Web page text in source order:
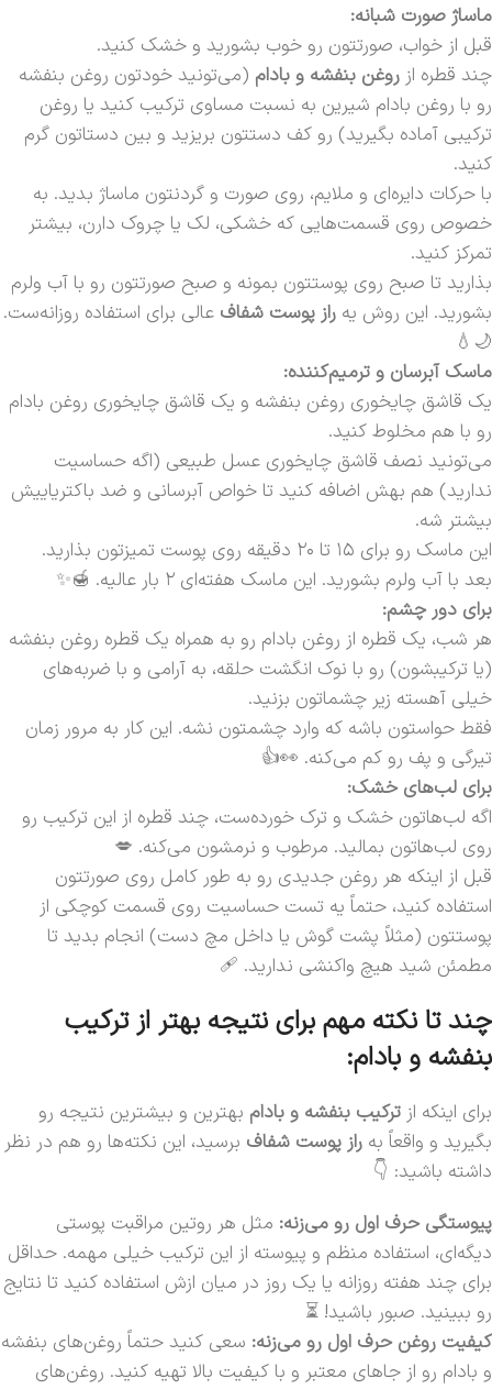
ماساژ صورت شبانه:
قبل از خواب، صورتتون رو خوب بشورید و خشک کنید.
چند قطره از روغن بنفشه و بادام (می‌تونید خودتون روغن بنفشه
رو با روغن بادام شیرین به نسبت مساوی ترکیب کنید یا روغن
ترکیبی آماده بگیرید) رو کف دستتون بریزید و بین دستاتون گرم
کنید.
با حرکات دایره‌ای و ملایم، روی صورت و گردنتون ماساژ بدید. به
خصوص روی قسمت‌هایی که خشکی، لک یا چروک دارن، بیشتر
تمرکز کنید.
بذارید تا صبح روی پوستتون بمونه و صبح صورتتون رو با آب ولرم
بشورید. این روش یه راز پوست شفاف عالی برای استفاده روزانه‌ست.
🌙💧
ماسک آبرسان و ترمیم‌کننده:
یک قاشق چایخوری روغن بنفشه و یک قاشق چایخوری روغن بادام
رو با هم مخلوط کنید.
می‌تونید نصف قاشق چایخوری عسل طبیعی (اگه حساسیت
ندارید) هم بهش اضافه کنید تا خواص آبرسانی و ضد باکتریاییش
بیشتر شه.
این ماسک رو برای ۱۵ تا ۲۰ دقیقه روی پوست تمیزتون بذارید.
بعد با آب ولرم بشورید. این ماسک هفته‌ای ۲ بار عالیه. 🍯✨
برای دور چشم:
هر شب، یک قطره از روغن بادام رو به همراه یک قطره روغن بنفشه
(یا ترکیبشون) رو با نوک انگشت حلقه، به آرامی و با ضربه‌های
خیلی آهسته زیر چشماتون بزنید.
فقط حواستون باشه که وارد چشمتون نشه. این کار به مرور زمان
تیرگی و پف رو کم می‌کنه. 👀👍
برای لب‌های خشک:
اگه لب‌هاتون خشک و ترک خورده‌ست، چند قطره از این ترکیب رو
روی لب‌هاتون بمالید. مرطوب و نرمشون می‌کنه. 💋
قبل از اینکه هر روغن جدیدی رو به طور کامل روی صورتتون
استفاده کنید، حتماً یه تست حساسیت روی قسمت کوچکی از
پوستتون (مثلاً پشت گوش یا داخل مچ دست) انجام بدید تا
مطمئن شید هیچ واکنشی ندارید. 🩹
چند تا نکته مهم برای نتیجه بهتر از ترکیب
بنفشه و بادام:
برای اینکه از ترکیب بنفشه و بادام بهترین و بیشترین نتیجه رو
بگیرید و واقعاً به راز پوست شفاف برسید، این نکته‌ها رو هم در نظر
داشته باشید: 👇
پیوستگی حرف اول رو می‌زنه: مثل هر روتین مراقبت پوستی
دیگه‌ای، استفاده منظم و پیوسته از این ترکیب خیلی مهمه. حداقل
برای چند هفته روزانه یا یک روز در میان ازش استفاده کنید تا نتایج
رو ببینید. صبور باشید! ⏳
کیفیت روغن حرف اول رو می‌زنه: سعی کنید حتماً روغن‌های بنفشه
و بادام رو از جاهای معتبر و با کیفیت بالا تهیه کنید. روغن‌های